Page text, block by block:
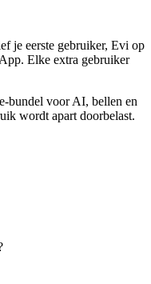
je eerste gebruiker, Evi op
Elke extra gebruiker
bundel voor AI, bellen en
wordt apart doorbelast.